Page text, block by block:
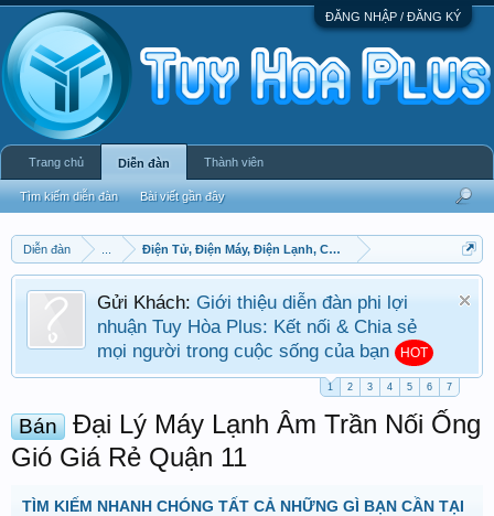
ĐĂNG NHẬP / ĐĂNG KÝ
Diễn đàn Điện Tử, Điện Máy, Điện Lạnh, Cơ Khí
Gửi Khách: Giới thiệu diễn đàn phi lợi
nhuận Tuy Hòa Plus: Kết nối & Chia sẻ
mọi người trong cuộc sống của bạn
HOT
1 2 3 4 5 6 7
Bán
Đại Lý Máy Lạnh Âm Trần Nối Ống
Gió Giá Rẻ Quận 11
TÌM KIẾM NHANH CHÓNG TẤT CẢ NHỮNG GÌ BẠN CẦN TẠI
Trang chủ Diễn đàn
Tìm kiếm diễn đàn Bài viết gần đây
Thành viên